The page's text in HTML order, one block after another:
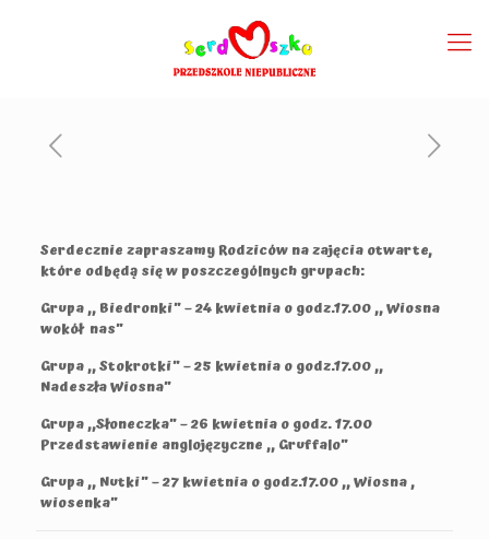
Serdecznie zapraszamy Rodziców na zajęcia otwarte,
które odbędą się w poszczególnych grupach:
Grupa ,, Biedronki” – 24 kwietnia o godz.17.00 ,, Wiosna
wokół nas”
Grupa ,, Stokrotki” – 25 kwietnia o godz.17.00 ,,
Nadeszła Wiosna”
Grupa ,,Słoneczka” – 26 kwietnia o godz. 17.00
Przedstawienie anglojęzyczne ,, Gruffalo”
Grupa ,, Nutki” – 27 kwietnia o godz.17.00 ,, Wiosna ,
wiosenka”